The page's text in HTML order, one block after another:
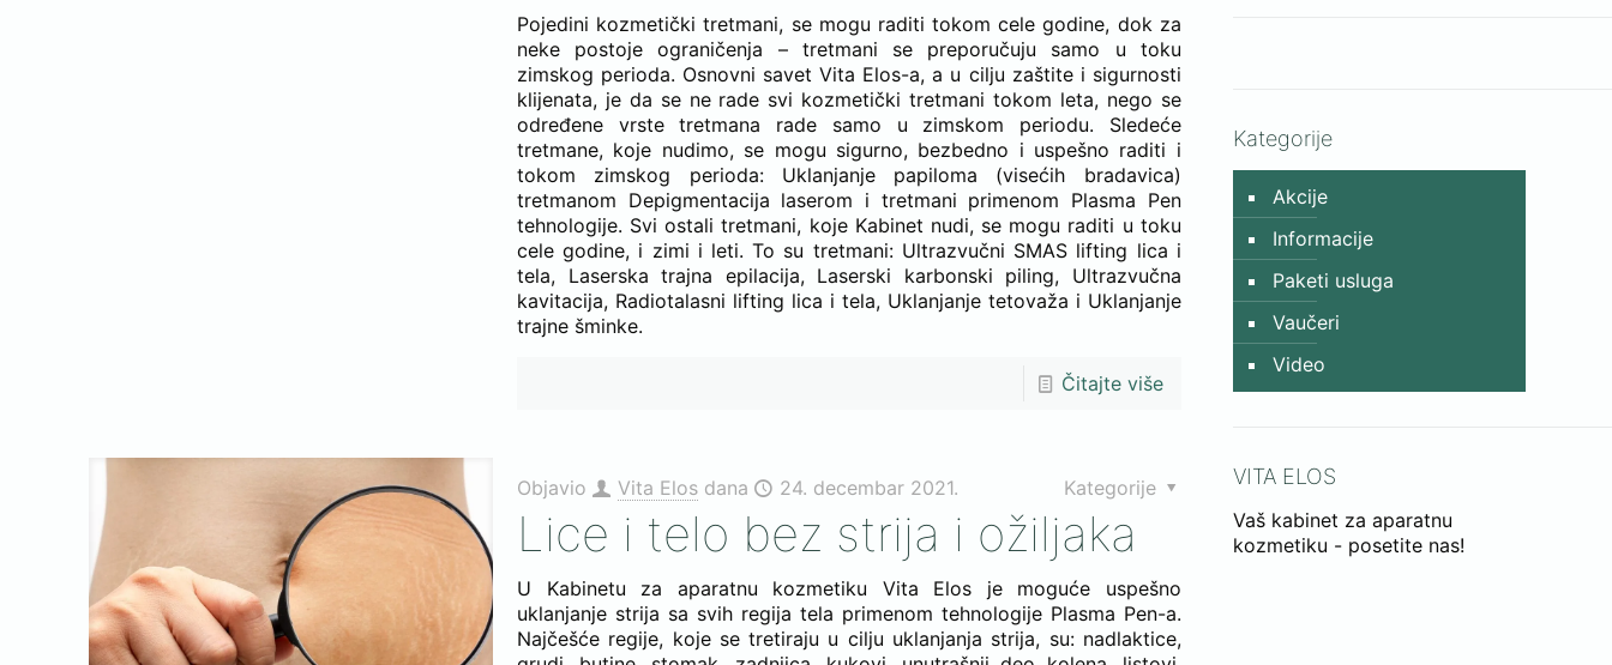
Pojedini kozmetički tretmani, se mogu raditi tokom cele godine, dok za
neke postoje ograničenja – tretmani se preporučuju samo u toku
zimskog perioda. Osnovni savet Vita Elos-a, a u cilju zaštite i sigurnosti
klijenata, je da se ne rade svi kozmetički tretmani tokom leta, nego se
određene vrste tretmana rade samo u zimskom periodu. Sledeće
tretmane, koje nudimo, se mogu sigurno, bezbedno i uspešno raditi i
tokom zimskog perioda: Uklanjanje papiloma (visećih bradavica)
tretmanom Depigmentacija laserom i tretmani primenom Plasma Pen
tehnologije. Svi ostali tretmani, koje Kabinet nudi, se mogu raditi u toku
cele godine, i zimi i leti. To su tretmani: Ultrazvučni SMAS lifting lica i
tela, Laserska trajna epilacija, Laserski karbonski piling, Ultrazvučna
kavitacija, Radiotalasni lifting lica i tela, Uklanjanje tetovaža i Uklanjanje
trajne šminke.
Čitajte više
Objavio Vita Elos dana 24. decembar 2021. Kategorije
Lice i telo bez strija i ožiljaka
U Kabinetu za aparatnu kozmetiku Vita Elos je moguće uspešno
uklanjanje strija sa svih regija tela primenom tehnologije Plasma Pen-a.
Najčešće regije, koje se tretiraju u cilju uklanjanja strija, su: nadlaktice,
Kategorije
Akcije
Informacije
Paketi usluga
Vaučeri
Video
VITA ELOS
Vaš kabinet za aparatnu
kozmetiku - posetite nas!